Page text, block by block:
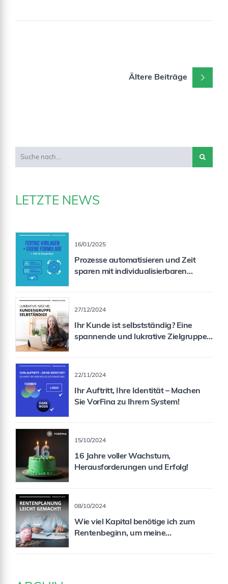
Ältere Beiträge
LETZTE NEWS
16/01/2025
Prozesse automatisieren und Zeit
sparen mit individualisierbaren
27/12/2024
Ihr Kunde ist selbstständig? Eine
spannende und lukrative Zielgruppe
22/11/2024
Ihr Auftritt, Ihre Identität – Machen
Sie VorFina zu Ihrem System!
15/10/2024
16 Jahre voller Wachstum,
Herausforderungen und Erfolg!
08/10/2024
Wie viel Kapital benötige ich zum
Rentenbeginn, um meine